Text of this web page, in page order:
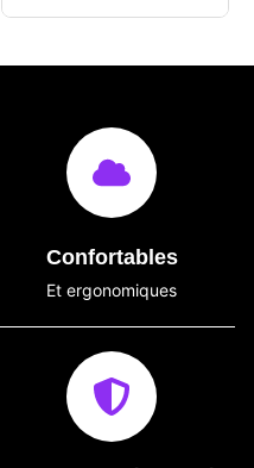
Confortables
Et ergonomiques